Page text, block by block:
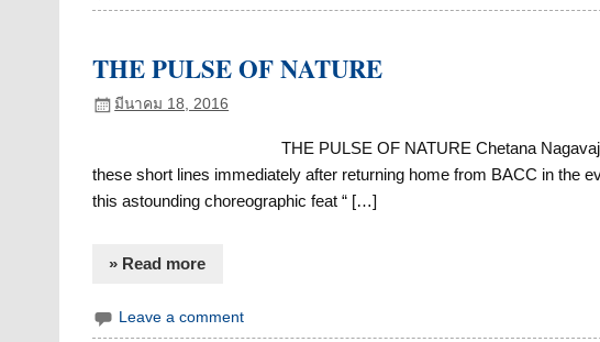
THE PULSE OF NATURE
มีนาคม 18, 2016
THE PULSE OF NATURE Chetana
these short lines immediately after returning home from BACC in the
this astounding choreographic feat “ […]
» Read more
Leave a comment